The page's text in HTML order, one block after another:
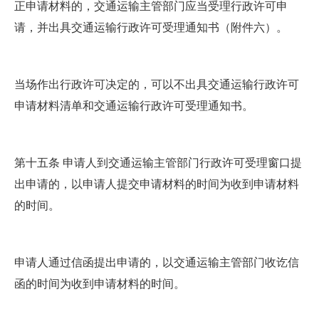
正申请材料的，交通运输主管部门应当受理行政许可申
请，并出具交通运输行政许可受理通知书（附件六）。
当场作出行政许可决定的，可以不出具交通运输行政许可
申请材料清单和交通运输行政许可受理通知书。
第十五条 申请人到交通运输主管部门行政许可受理窗口提
出申请的，以申请人提交申请材料的时间为收到申请材料
的时间。
申请人通过信函提出申请的，以交通运输主管部门收讫信
函的时间为收到申请材料的时间。